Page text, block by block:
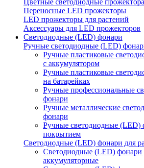
Цветные светодиодные
Переносные LED прожекторы
LED прожекторы для растений
Аксессуары для LED прожекторов
Светодиодные (LED) фонари
Ручные светодиодные (LED)
Ручные пластиковые
с аккумулятором
Ручные пластиковые
на батарейках
Ручные профессиональные
фонари
Ручные металлические
фонари
Ручные светодиодные (LED)
покрытием
Светодиодные (LED) фонари для
Светодиодные (LED) фонари
аккумуляторные